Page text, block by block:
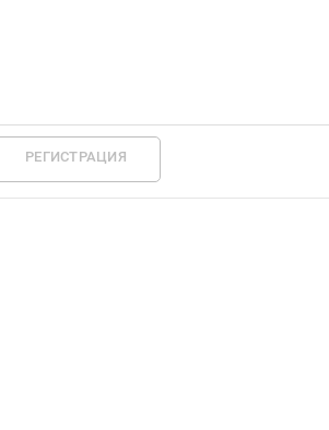
РЕГИСТРАЦИЯ